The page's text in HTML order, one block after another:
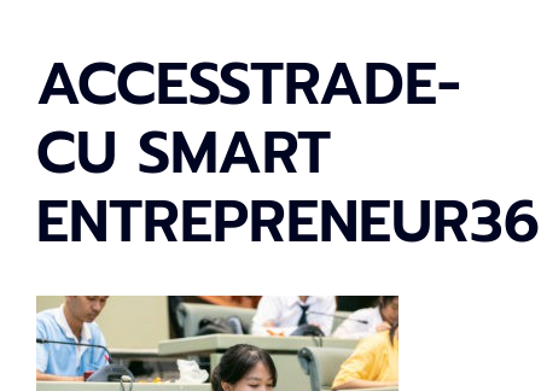
ACCESSTRADE-
CU SMART
ENTREPRENEUR36